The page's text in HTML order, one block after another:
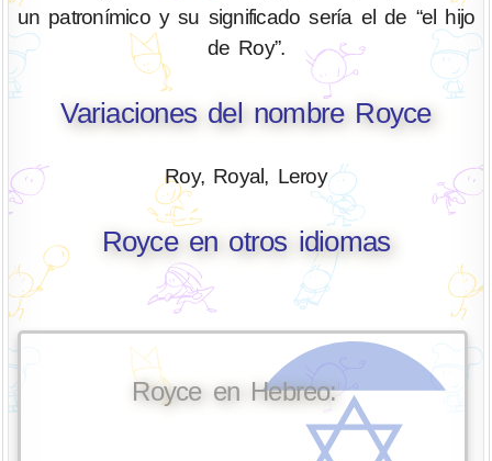
un patronímico y su significado sería el de “el hijo
de Roy”.
Variaciones del nombre Royce
Roy, Royal, Leroy
Royce en otros idiomas
Royce en Hebreo: